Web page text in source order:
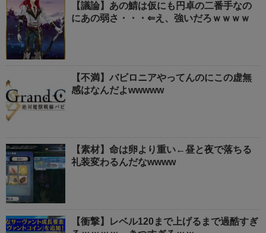
【議論】あの鯖は仮にも円卓の二番手なの
にあの弱さ・・・⇐え、強いだろｗｗｗｗ
【不満】バビロニアやってんのにこの虚無
感はなんだよwwwww
【素材】命は卵より重い←昼と夜で落ちる
礼装変わるんだなwwww
【衝撃】レベル120まで上げるまで過酷すぎ